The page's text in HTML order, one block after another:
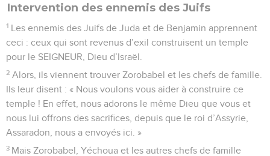
Intervention des ennemis des Juifs
1 Les ennemis des Juifs de Juda et de Benjamin apprennent
ceci : ceux qui sont revenus d’exil construisent un temple
pour le SEIGNEUR, Dieu d’Israël.
2 Alors, ils viennent trouver Zorobabel et les chefs de famille.
Ils leur disent : « Nous voulons vous aider à construire ce
temple ! En effet, nous adorons le même Dieu que vous et
nous lui offrons des sacrifices, depuis que le roi d’Assyrie,
Assaradon, nous a envoyés ici. »
3 Mais Zorobabel, Yéchoua et les autres chefs de famille